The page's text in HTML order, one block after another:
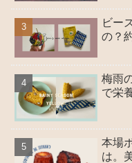
ビー
の？
梅雨
で栄
本場
は。